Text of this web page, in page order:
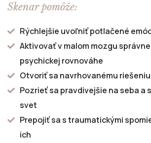
Skenar pomôže:
Rýchlejšie uvoľniť potlačené
Aktivovať v malom mozgu
psychickej rovnováhe
Otvoriť sa navrhovanému
Pozrieť sa pravdivejšie na seba a
svet
Prepojiť sa s traumatickými
ich